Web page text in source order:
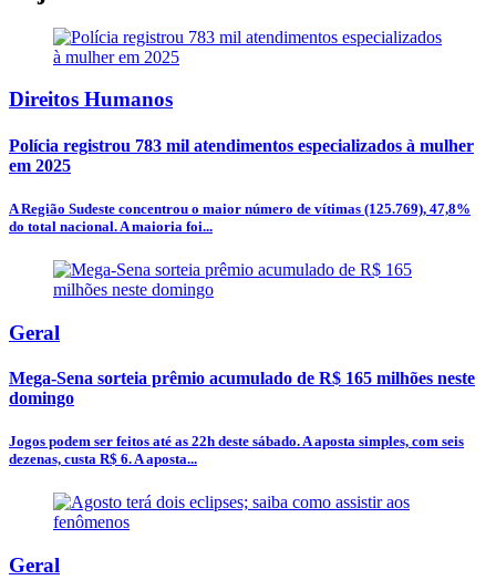
Direitos Humanos
Polícia registrou 783 mil atendimentos especializados à mulher
em 2025
A Região Sudeste concentrou o maior número de vítimas (125.769), 47,8%
do total nacional. A maioria foi...
Geral
Mega-Sena sorteia prêmio acumulado de R$ 165 milhões neste
domingo
Jogos podem ser feitos até as 22h deste sábado. A aposta simples, com seis
dezenas, custa R$ 6. A aposta...
Geral